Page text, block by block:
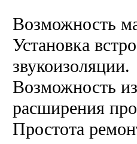
Возможность
Установка
звукоизоляции.
Возможность
расширения
Простота